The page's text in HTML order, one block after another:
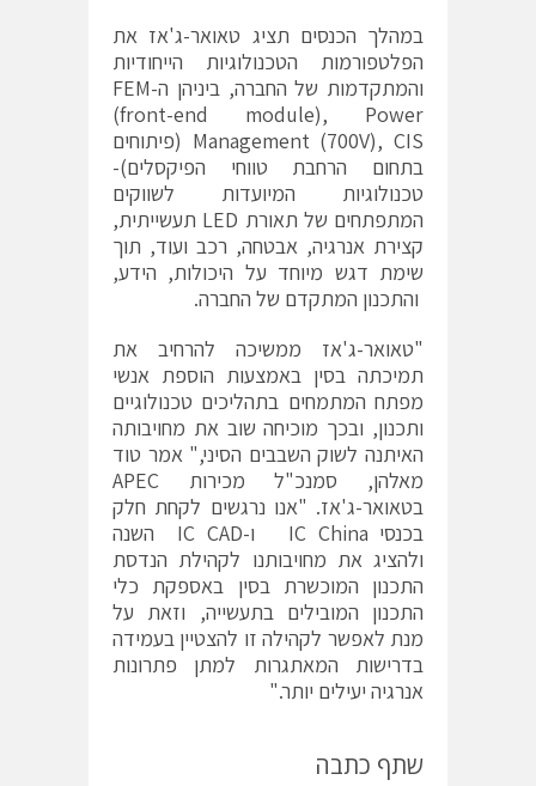
במהלך הכנסים תציג טאואר-ג'אז את
הפלטפורמות הטכנולוגיות הייחודיות
והמתקדמות של החברה, ביניהן ה-FEM
(front-end module), Power
Management (700V), CIS (פיתוחים
בתחום הרחבת טווחי הפיקסלים)-
טכנולוגיות המיועדות לשווקים
המתפתחים של תאורת LED תעשייתית,
קצירת אנרגיה, אבטחה, רכב ועוד, תוך
שימת דגש מיוחד על היכולות, הידע,
והתכנון המתקדם של החברה.
"טאואר-ג'אז ממשיכה להרחיב את
תמיכתה בסין באמצעות הוספת אנשי
מפתח המתמחים בתהליכים טכנולוגיים
ותכנון, ובכך מוכיחה שוב את מחויבותה
האיתנה לשוק השבבים הסיני," אמר טוד
מאלהן, סמנכ"ל מכירות APEC
בטאואר-ג'אז. "אנו נרגשים לקחת חלק
בכנסי IC China ו-IC CAD השנה
ולהציג את מחויבותנו לקהילת הנדסת
התכנון המוכשרת בסין באספקת כלי
התכנון המובילים בתעשייה, וזאת על
מנת לאפשר לקהילה זו להצטיין בעמידה
בדרישות המאתגרות למתן פתרונות
אנרגיה יעילים יותר."
שתף כתבה